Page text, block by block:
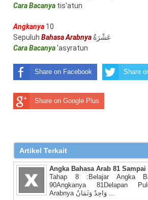
Cara Bacanya tis'atun
Angkanya 10
Sepuluh Bahasa Arabnya عَشْرَةٌ
Cara Bacanya'asyratun
Share on Facebook Share
Share on Google Plus
Artikel Terkait
Angka Bahasa Arab 81 Sampai
Tahap 8 :Belajar Angka
90Angkanya 81Delapan
Arabnya وَاحِدٌ وَثَمَانُ ...